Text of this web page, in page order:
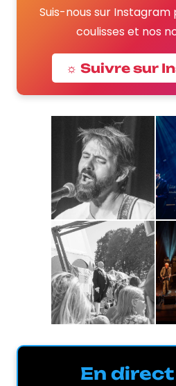
Suis-nous sur
coulisses et nos
☼ Suivre sur
En direct